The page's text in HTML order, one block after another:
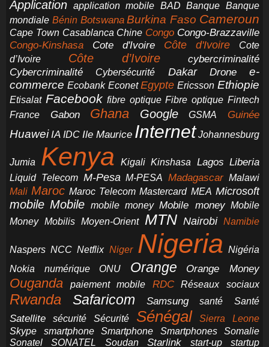
Application application mobile BAD Banque Banque
mondiale Bénin Botswana Burkina Faso Cameroun
Cape Town Casablanca Chine Congo Congo-Brazzaville
Congo-Kinshasa Cote d'Ivoire Côte d'Ivoire
Cote
d’Ivoire
Côte d’Ivoire
cybercriminalité
Cybercriminalité
Cybersécurité Dakar Drone
e-
commerce Ecobank Econet Egypte Ericsson Ethiopie
Etisalat Facebook fibre optique Fibre optique Fintech
France
Gabon Ghana Google GSMA Guinée
Huawei IA IDC Ile Maurice Internet Johannesburg
Jumia Kenya Kigali Kinshasa Lagos Liberia
Liquid Telecom M-Pesa M-PESA Madagascar Malawi
Mali Maroc Maroc Telecom Mastercard MEA Microsoft
mobile Mobile mobile money Mobile money Mobile
Money Mobilis Moyen-Orient MTN Nairobi Namibie
Naspers NCC Netflix Niger Nigeria Nigéria
Nokia
numérique ONU Orange Orange Money
Ouganda paiement mobile RDC Réseaux sociaux
Rwanda Safaricom Samsung santé Santé
Satellite sécurité Sécurité Sénégal
Sierra Leone
Skype
smartphone Smartphone Smartphones
Somalie
Sonatel
SONATEL Soudan Starlink start-up startup